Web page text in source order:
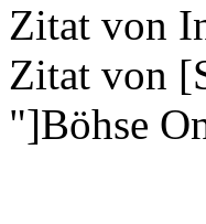
Zitat von
Zitat von
"]Böhse